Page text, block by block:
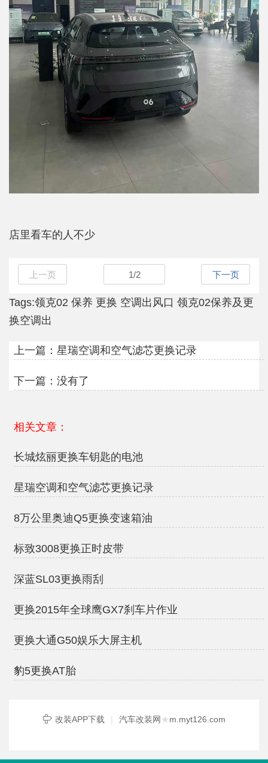
店里看车的人不少
上一页 1/2 下一页
Tags:领克02 保养 更换 空调出风口 领克02保养及更
换空调出
上一篇： 星瑞空调和空气滤芯更换记录
下一篇：没有了
相关文章：
长城炫丽更换车钥匙的电池
星瑞空调和空气滤芯更换记录
8万公里奥迪Q5更换变速箱油
标致3008更换正时皮带
深蓝SL03更换雨刮
更换2015年全球鹰GX7刹车片作业
更换大通G50娱乐大屏主机
豹5更换AT胎
改装APP下载 | 汽车改装网 ★m.myt126.com